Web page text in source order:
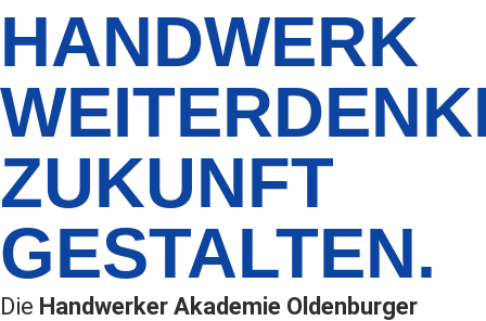
HANDWERK
ZUKUNFT
GESTALTEN.
Die Handwerker Akademie Oldenburger